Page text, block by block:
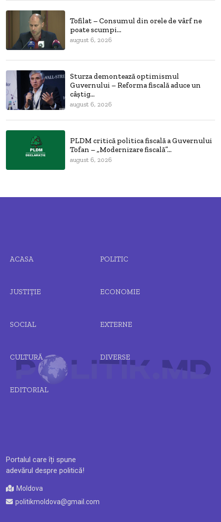
Tofilat – Consumul din orele de vârf ne
poate scumpi...
august 6, 2026
Sturza demontează optimismul
Guvernului – Reforma fiscală aduce un
câștig...
august 6, 2026
PLDM critică politica fiscală a Guvernului
Tofan – „Modernizare fiscală”...
august 6, 2026
Portalul care îți spune
adevărul despre politică!
Moldova
politikmoldova@gmail.com
ACASA POLITIC
JUSTIȚIE ECONOMIE
SOCIAL EXTERNE
CULTURĂ DIVERSE
EDITORIAL